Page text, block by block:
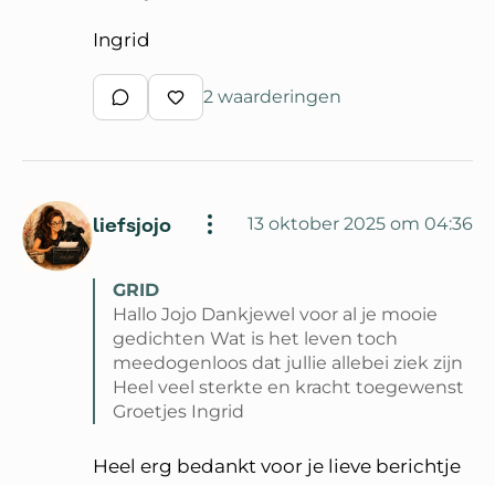
Ingrid
Schrijf een reactie
Waardeer reactie
2 waarderingen
liefsjojo 13 oktober 2025 om 04:36
GRID
Hallo Jojo Dankjewel voor al je mooie
gedichten Wat is het leven toch
meedogenloos dat jullie allebei ziek zijn
Heel veel sterkte en kracht toegewenst
Groetjes Ingrid
Heel erg bedankt voor je lieve berichtje